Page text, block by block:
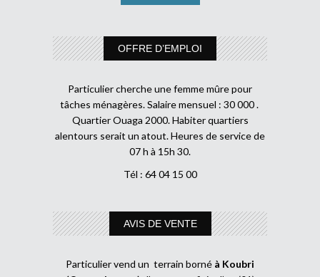
OFFRE D’EMPLOI
Particulier cherche une femme mûre pour
tâches ménagères. Salaire mensuel : 30 000 .
Quartier Ouaga 2000. Habiter quartiers
alentours serait un atout. Heures de service de
07 h à 15h 30.
Tél : 64 04 15 00
AVIS DE VENTE
Particulier vend un terrain borné à Koubri